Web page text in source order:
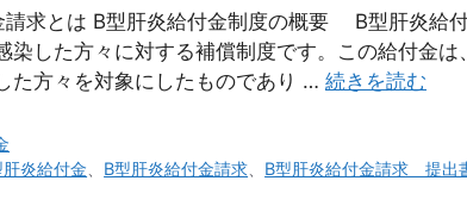
請求とは B型肝炎給付金制度の概要 B型肝炎給
染した方々に対する補償制度です。この給付金
た方々を対象にしたものであり … 続きを読む
肝炎給付金 B型肝炎給付金請求 B型肝炎給付金請求 提出